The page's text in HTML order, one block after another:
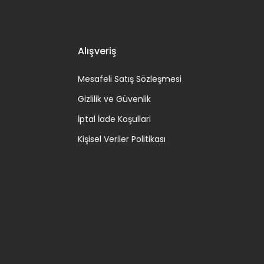
Alışveriş
Mesafeli Satış Sözleşmesi
Gizlilik ve Güvenlik
İptal İade Koşullari
Kişisel Veriler Politikası